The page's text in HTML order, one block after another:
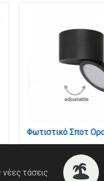
νέες τάσεις